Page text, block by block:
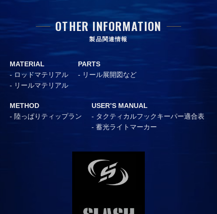
OTHER INFORMATION
製品関連情報
MATERIAL
ロッドマテリアル
リールマテリアル
PARTS
リール展開図など
METHOD
陸っぱりティップラン
USER’S MANUAL
タクティカルフックキーパー適合表
蓄光ライトマーカー